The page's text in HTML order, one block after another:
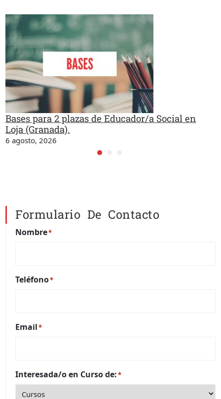
Bases para 2 plazas de Educador/a Social en
Loja (Granada).
6 agosto, 2026
Formulario De Contacto
Nombre*
Teléfono*
Email*
Interesada/o en Curso de:*